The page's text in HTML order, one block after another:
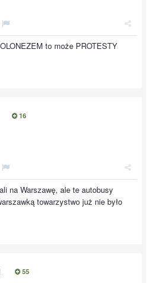
to może PROTESTY
16
na Warszawę, ale te autobusy
towarzystwo już nie było
55